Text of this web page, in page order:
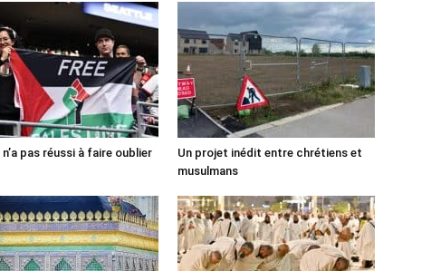
n’a pas réussi à faire oublier
Un projet inédit entre chrétiens et
musulmans